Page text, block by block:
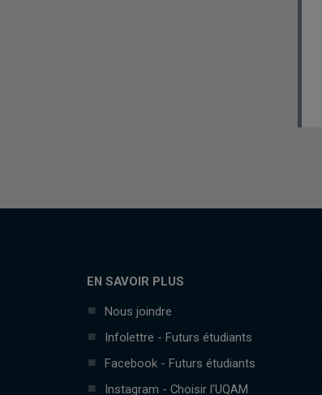
EN SAVOIR PLUS
Nous joindre
Infolettre - Futurs étudiants
Facebook - Futurs étudiants
Instagram - Choisir l'UQAM